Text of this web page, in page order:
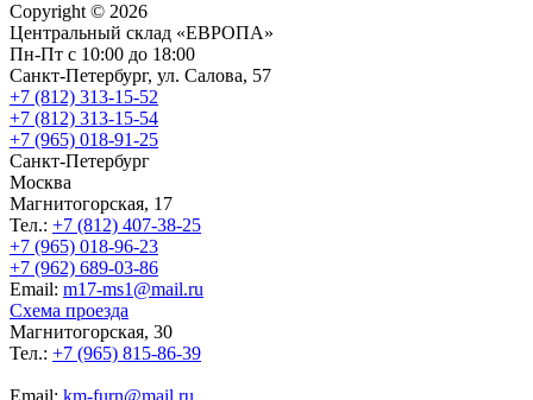
Copyright © 2026
Центральный склад «ЕВРОПА»
Пн-Пт с 10:00 до 18:00
Санкт-Петербург, ул. Салова, 57
+7 (812) 313-15-52
+7 (812) 313-15-54
+7 (965) 018-91-25
Санкт-Петербург
Москва
Магнитогорская, 17
Тел.: +7 (812) 407-38-25
+7 (965) 018-96-23
+7 (962) 689-03-86
Еmail: m17-ms1@mail.ru
Схема проезда
Магнитогорская, 30
Тел.: +7 (965) 815-86-39